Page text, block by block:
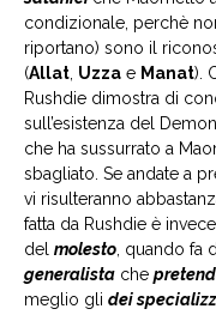
condizionale, perchè
riportano) sono il
(Allat Uzza e Manat).
Rushdie dimostra di
sull’esistenza del
che ha sussurrato a
sbagliato. Se andate a
vi risulteranno
fatta da Rushdie è invece
del molesto , quando fa
generalista che
meglio gli dei